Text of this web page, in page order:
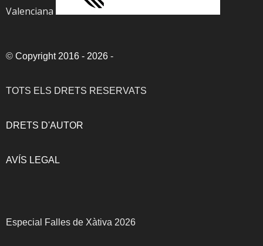
Valenciana
© Copyright 2016 - 2026 -
TOTS ELS DRETS RESERVATS
DRETS D'AUTOR
AVÍS LEGAL
Especial Falles de Xàtiva 2026